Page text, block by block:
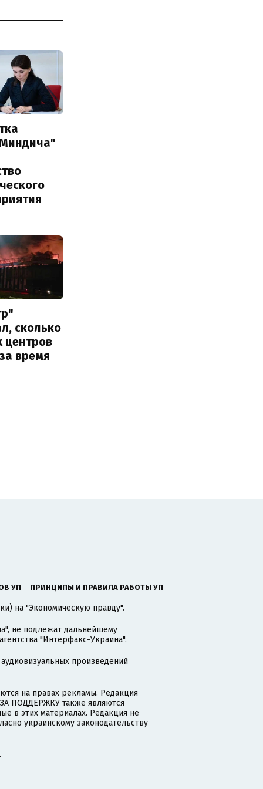
сколько
центров
время
УП ПРИНЦИПЫ И ПРАВИЛА РАБОТЫ УП
на "Экономическую правду".
, не подлежат дальнейшему
"Интерфакс-Украина".
произведений
на правах рекламы. Редакция
ПОДДЕРЖКУ также являются
в этих материалах. Редакция не
украинскому законодательству